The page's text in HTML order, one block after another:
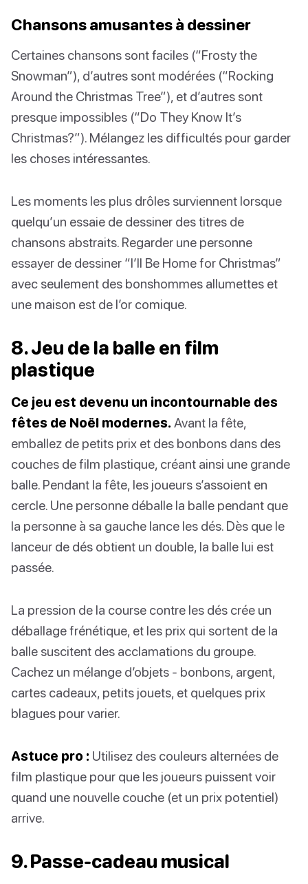
Chansons amusantes à dessiner
Certaines chansons sont faciles (“Frosty the
Snowman”), d’autres sont modérées (“Rocking
Around the Christmas Tree”), et d’autres sont
presque impossibles (“Do They Know It’s
Christmas?”). Mélangez les difficultés pour garder
les choses intéressantes.
Les moments les plus drôles surviennent lorsque
quelqu’un essaie de dessiner des titres de
chansons abstraits. Regarder une personne
essayer de dessiner “I’ll Be Home for Christmas”
avec seulement des bonshommes allumettes et
une maison est de l’or comique.
8. Jeu de la balle en film
plastique
Ce jeu est devenu un incontournable des
fêtes de Noël modernes. Avant la fête,
emballez de petits prix et des bonbons dans des
couches de film plastique, créant ainsi une grande
balle. Pendant la fête, les joueurs s’assoient en
cercle. Une personne déballe la balle pendant que
la personne à sa gauche lance les dés. Dès que le
lanceur de dés obtient un double, la balle lui est
passée.
La pression de la course contre les dés crée un
déballage frénétique, et les prix qui sortent de la
balle suscitent des acclamations du groupe.
Cachez un mélange d’objets - bonbons, argent,
cartes cadeaux, petits jouets, et quelques prix
blagues pour varier.
Astuce pro : Utilisez des couleurs alternées de
film plastique pour que les joueurs puissent voir
quand une nouvelle couche (et un prix potentiel)
arrive.
9. Passe-cadeau musical